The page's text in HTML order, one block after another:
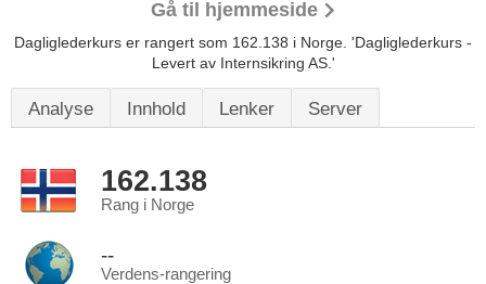
Gå til hjemmeside
Dagliglederkurs er rangert som 162.138 i Norge. 'Dagliglederkurs -
Levert av Internsikring AS.'
Analyse Innhold Lenker Server
162.138
Rang i Norge
--
Verdens-rangering